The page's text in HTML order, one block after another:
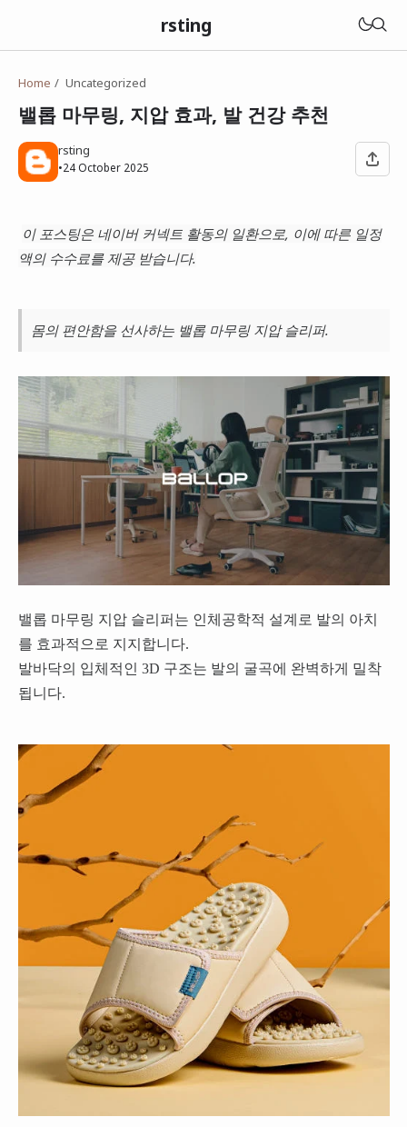
rsting
Home Uncategorized
밸롭 마무링, 지압 효과, 발 건강 추천
rsting
•24 October 2025
이 포스팅은 네이버 커넥트 활동의 일환으로, 이에 따른 일정
액의 수수료를 제공 받습니다.
몸의 편안함을 선사하는 밸롭 마무링 지압 슬리퍼.
밸롭 마무링 지압 슬리퍼는 인체공학적 설계로 발의 아치
를 효과적으로 지지합니다.
발바닥의 입체적인 3D 구조는 발의 굴곡에 완벽하게 밀착
됩니다.